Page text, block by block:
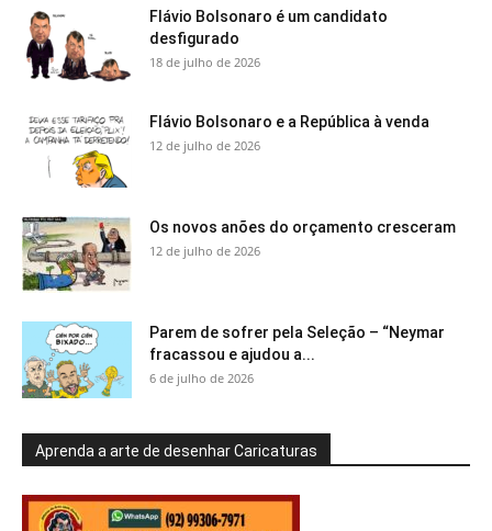
Flávio Bolsonaro é um candidato
desfigurado
18 de julho de 2026
Flávio Bolsonaro e a República à venda
12 de julho de 2026
Os novos anões do orçamento cresceram
12 de julho de 2026
Parem de sofrer pela Seleção – “Neymar
fracassou e ajudou a...
6 de julho de 2026
Aprenda a arte de desenhar Caricaturas